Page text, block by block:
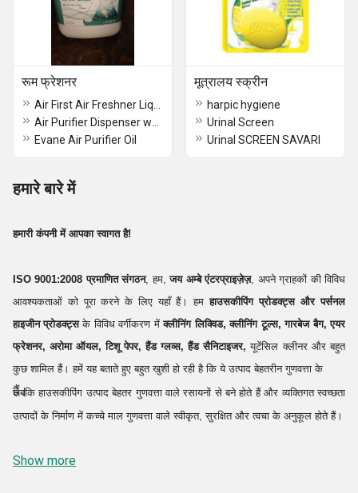
रूम फ्रेशनर
Evane Air Purifier Oil
मूत्रालय स्क्रीन
harpic hygiene
Urinal Screen
Urinal SCREEN SAVARI
हमारे बारे में
हमारी कंपनी में आपका स्वागत है!
ISO 9001:2008 प्रमाणित संगठन, हम,जय अम्बे एंटरप्राइज़ेज़, अपने ग्राहकों की विविध
आवश्यकताओं को पूरा करने के लिए यहाँ हैं। हमहाउसकीपिंग प्रोडक्ट्स और पर्सनल
हाइजीन प्रोडक्ट्सके विविध वर्गीकरण मेंक्लीनिंग लिक्विड, क्लीनिंग टूल्स, गारबेज बैग, एयर
फ्रेशनर, अरोमा ऑयल, टिशू पेपर, हैंड ग्लव्स, हैंड सैनिटाइजर, यूटेंसिल क्लीनर और बहुत
कुछ शामिल हैं। हमें यह बताते हुए बहुत खुशी हो रही है कि ये उत्पाद बेहतरीन गुणवत्ता के
हैं।
जबकि हाउसकीपिंग उत्पाद बेहतर गुणवत्ता वाले रसायनों से बने होते हैं और व्यक्तिगत स्वच्छता
उत्पादों के निर्माण में कच्चे माल गुणवत्ता वाले स्वीकृत, सुरक्षित और त्वचा के अनुकूल होते हैं।
Show more